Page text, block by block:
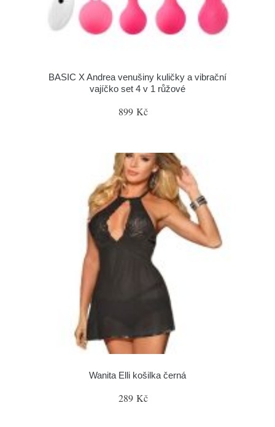
BASIC X Andrea venušiny kuličky a vibrační
vajíčko set 4 v 1 růžové
899 Kč
Wanita Elli košilka černá
289 Kč